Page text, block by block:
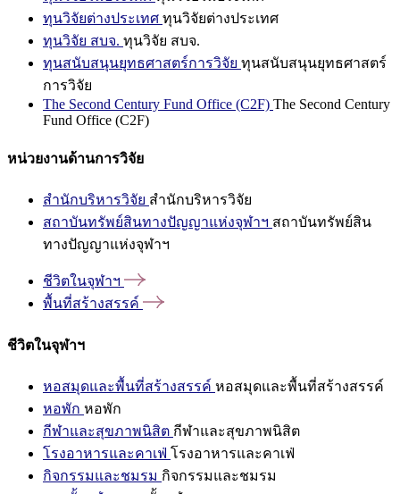
ทุนวิจัยต่างประเทศ ทุนวิจัยต่างประเทศ
ทุนวิจัย สบจ. ทุนวิจัย สบจ.
ทุนสนับสนุนยุทธศาสตร์การวิจัย ทุนสนับสนุนยุทธศาสตร์
การวิจัย
The Second Century Fund Office (C2F) The Second Century
Fund Office (C2F)
หน่วยงานด้านการวิจัย
สำนักบริหารวิจัย สำนักบริหารวิจัย
สถาบันทรัพย์สินทางปัญญาแห่งจุฬาฯ สถาบันทรัพย์สิน
ทางปัญญาแห่งจุฬาฯ
ชีวิตในจุฬาฯ
พื้นที่สร้างสรรค์
ชีวิตในจุฬาฯ
หอสมุดและพื้นที่สร้างสรรค์ หอสมุดและพื้นที่สร้างสรรค์
หอพัก หอพัก
กีฬาและสุขภาพนิสิต กีฬาและสุขภาพนิสิต
โรงอาหารและคาเฟ่ โรงอาหารและคาเฟ่
กิจกรรมและชมรม กิจกรรมและชมรม